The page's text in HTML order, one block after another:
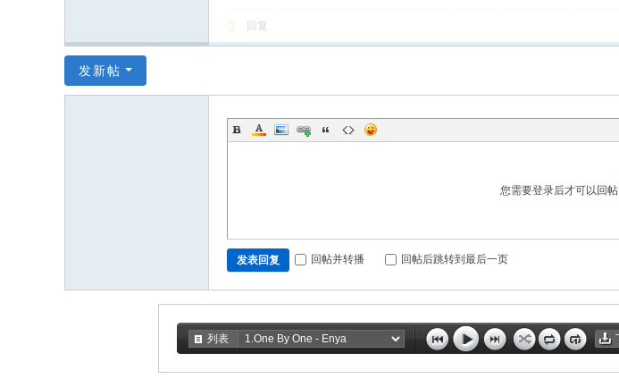
回复
发新帖
您需要登录后才可以回帖
发表回复 回帖并转播 回帖后跳转到最后一页